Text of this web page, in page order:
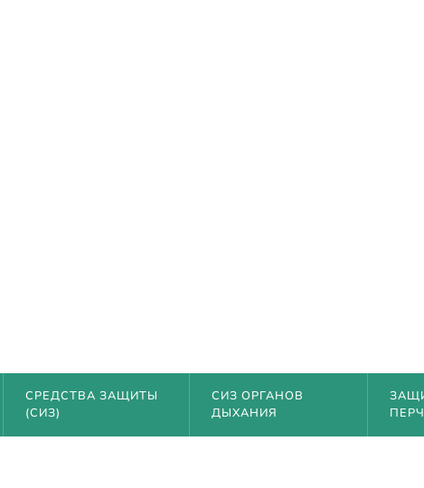
СРЕДСТВА ЗАЩИТЫ
(СИЗ)
СИЗ ОРГАНОВ
ДЫХАНИЯ